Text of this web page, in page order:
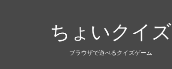
ちょいクイズ
ブラウザで遊べるクイズゲーム